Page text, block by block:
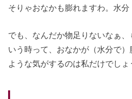
そりゃおなかも膨れますわ。水分
でも、なんだか物足りないなぁ
いう時って、おなかが（水分で
ような気がするのは私だけでしょ